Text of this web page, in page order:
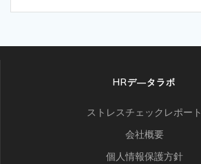
HRデ―タラボ
ストレスチェックレポート
会社概要
個人情報保護方針